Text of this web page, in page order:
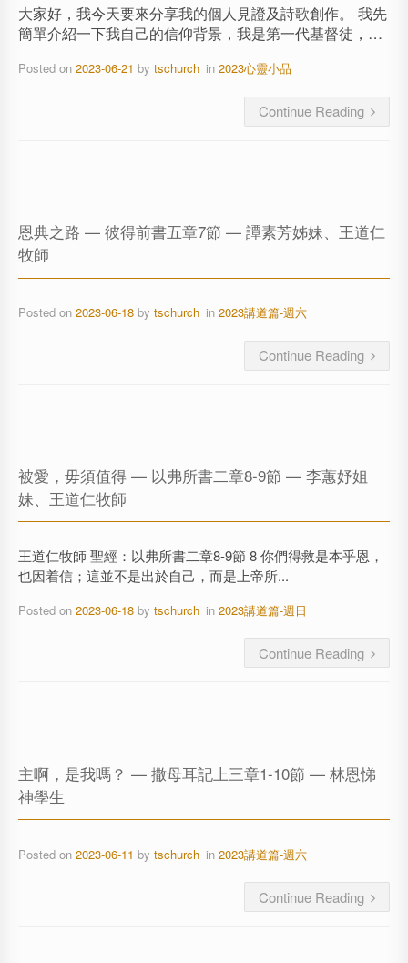
大家好，我今天要來分享我的個人見證及詩歌創作。 我先
簡單介紹一下我自己的信仰背景，我是第一代基督徒，…
Posted on 2023-06-21 by tschurch in2023心靈小品
Continue Reading
恩典之路 — 彼得前書五章7節 — 譚素芳姊妹、王道仁
牧師
Posted on 2023-06-18 by tschurch in2023講道篇-週六
Continue Reading
被愛，毋須值得 — 以弗所書二章8-9節 — 李蕙妤姐
妹、王道仁牧師
王道仁牧師 聖經：以弗所書二章8-9節 8 你們得救是本乎恩，
也因着信；這並不是出於自己，而是上帝所...
Posted on 2023-06-18 by tschurch in2023講道篇-週日
Continue Reading
主啊，是我嗎？ — 撒母耳記上三章1-10節 — 林恩悌
神學生
Posted on 2023-06-11 by tschurch in2023講道篇-週六
Continue Reading